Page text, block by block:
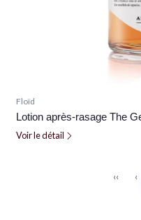
Floïd
Lotion après-rasage The
Voir le détail
‹‹ ‹